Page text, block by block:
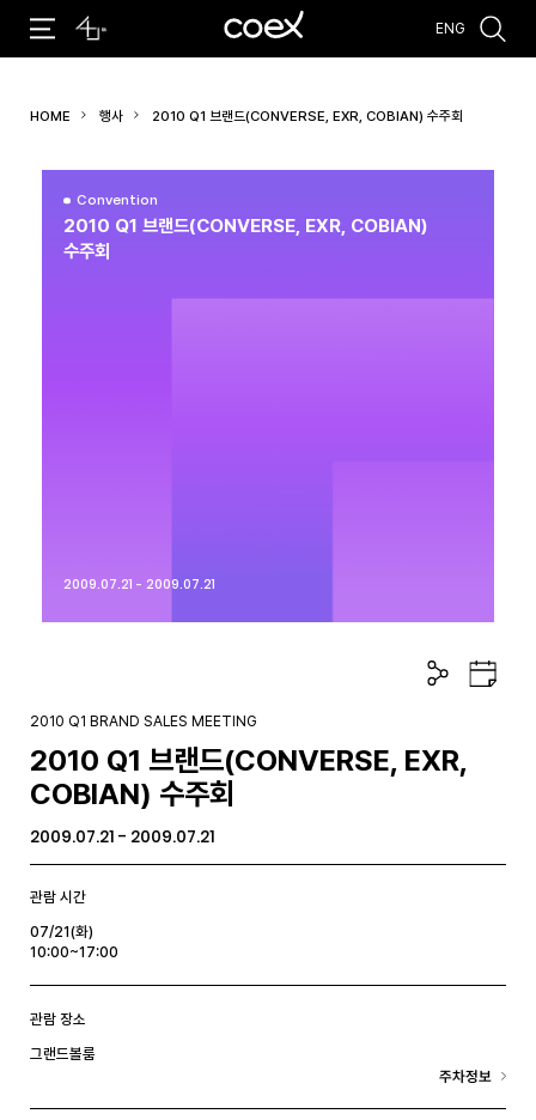
#코엑스 전시 #행사 #주차안내 #편의시설
#오시는 길
ENG
HOME 행사 2010 Q1 브랜드(CONVERSE, EXR, COBIAN) 수주회
Convention
2010 Q1 브랜드(CONVERSE, EXR, COBIAN)
수주회
2009.07.21 - 2009.07.21
공
유
구
글
2010 Q1 BRAND SALES MEETING
2010 Q1 브랜드(CONVERSE, EXR,
COBIAN) 수주회
2009.07.21 - 2009.07.21
관람 시간
07/21(화)
10:00~17:00
관람 장소
그랜드볼룸
주차정보